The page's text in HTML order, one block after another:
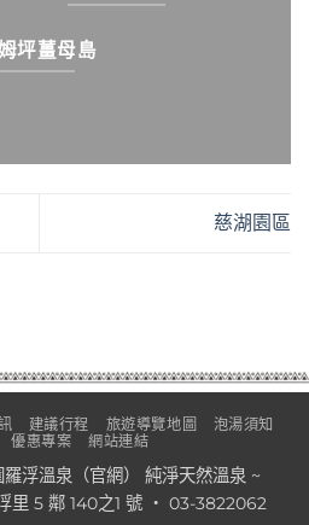
坪薑母島
慈湖園區
建議行程 旅遊導覽地圖
泡湯須知
優惠專案 網站連結
浮溫泉（官網） 純淨天然溫泉 ~
里 5 鄰 140之1 號 ‧ 03-3822062